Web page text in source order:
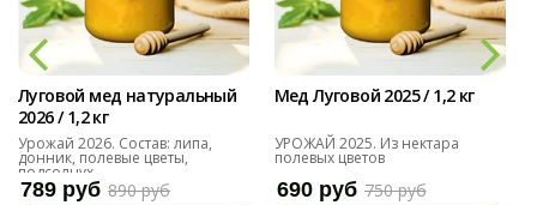
Луговой мед натуральный
2026 / 1,2 кг
Урожай 2026. Состав: липа,
донник, полевые цветы,
подсолнух
789 руб 890 руб
Мед Луговой 2025 / 1,2 кг
УРОЖАЙ 2025. Из нектара
полевых цветов
690 руб 750 руб